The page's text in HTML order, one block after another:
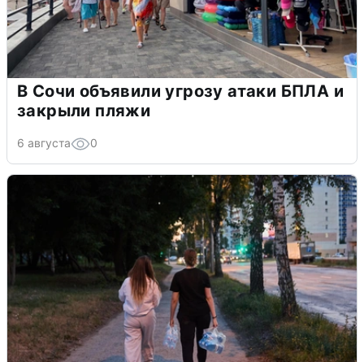
В Сочи объявили угрозу атаки БПЛА и
закрыли пляжи
6 августа 0